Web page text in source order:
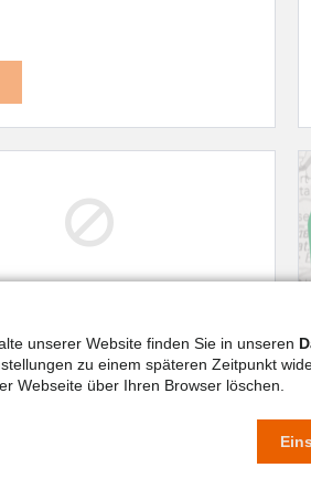
Kloster Lankwitz
unserer Website finden Sie in unseren
zu einem späteren Zeitpunkt
Webseite über Ihren Browser löschen.